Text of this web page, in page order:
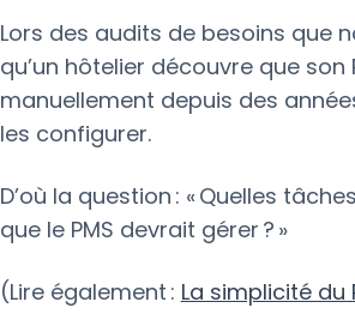
Lors des audits de besoins que
qu’un hôtelier découvre que
manuellement depuis des
les configurer.
D’où la question : « Quelles
que le PMS devrait gérer ? »
(Lire également : La simplicité du